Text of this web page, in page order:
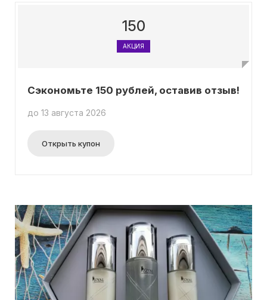
150
АКЦИЯ
Сэкономьте 150 рублей, оставив отзыв!
до 13 августа 2026
Открыть купон